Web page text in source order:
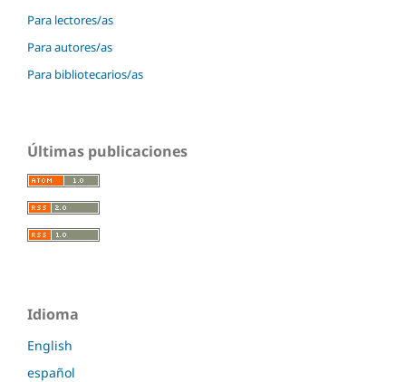
Para lectores/as
Para autores/as
Para bibliotecarios/as
Últimas publicaciones
Idioma
English
español